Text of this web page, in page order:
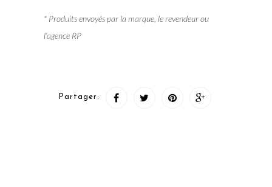
* Produits envoyés par la marque, le revendeur ou
l’agence RP
Partager: